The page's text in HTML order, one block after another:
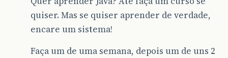
quiser. Mas se quiser aprender de verdade,
encare um sistema!
Faça um de uma semana, depois um de uns 2